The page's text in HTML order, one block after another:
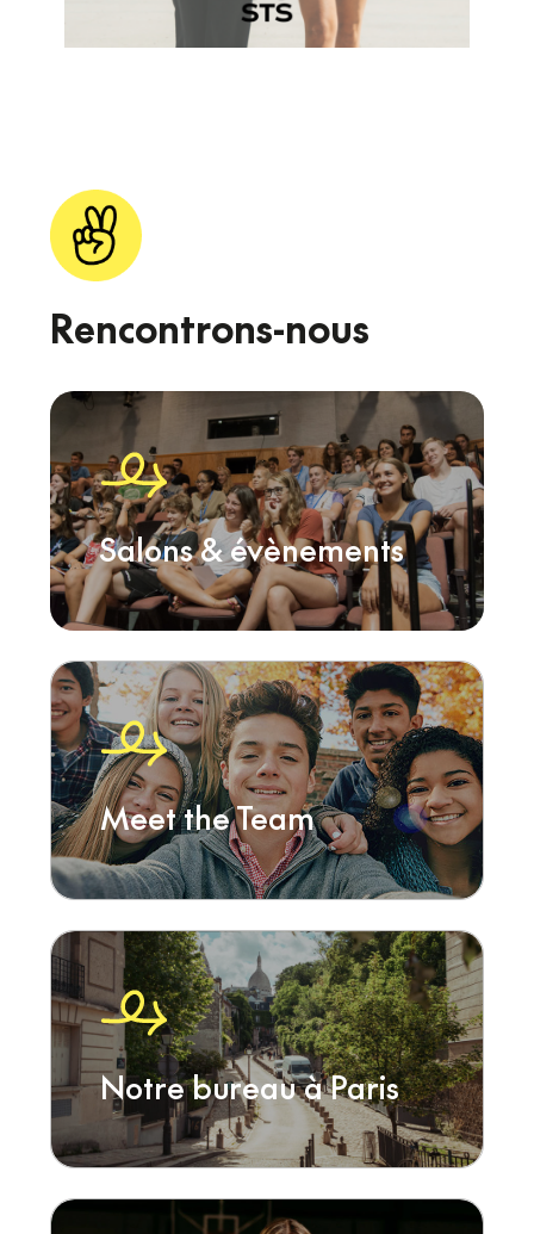
Rencontrons-nous
Salons & évènements
Meet the Team
Notre bureau à Paris